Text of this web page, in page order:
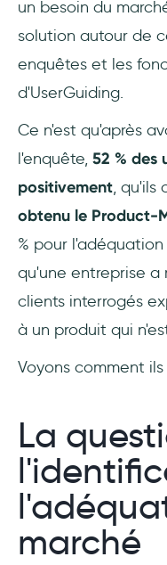
un besoin du
solution autour de
enquêtes et les
d'UserGuiding.
Ce n'est qu'après
l'enquête, 52 % des
positivement, qu'ils
obtenu le Product-
% pour
qu'une entreprise a
clients interrogés
à un produit qui
Voyons comment
La
marché